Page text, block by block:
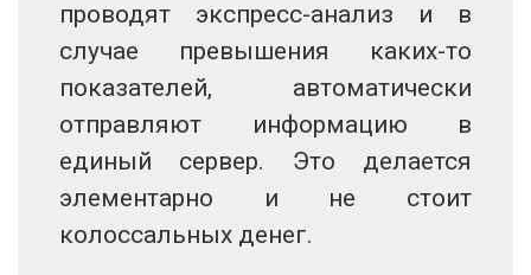
проводят экспресс-анализ и в
случае превышения каких-то
показателей, автоматически
отправляют информацию в
единый сервер. Это делается
элементарно и не стоит
колоссальных денег.